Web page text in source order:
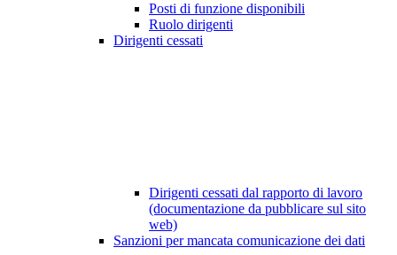
Posti di funzione disponibili
Ruolo dirigenti
Dirigenti cessati
Dirigenti cessati dal rapporto di lavoro
(documentazione da pubblicare sul sito
web)
Sanzioni per mancata comunicazione dei dati